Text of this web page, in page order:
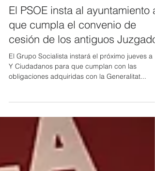
25 may 2021
El PSOE insta al ayuntamiento a
que cumpla el convenio de
cesión de los antiguos
El Grupo Socialista instará el próximo jueves a